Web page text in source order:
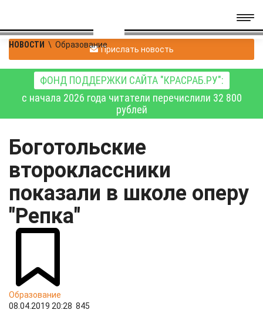
НОВОСТИ \ ОбразованиеПрислать новость
ФОНД ПОДДЕРЖКИ САЙТА "КРАСРАБ.РУ":
с начала 2026 года читатели перечислили 32 800
рублей
Боготольские
второклассники
показали в школе оперу
"Репка"
Образование
08.04.2019 20:28 845